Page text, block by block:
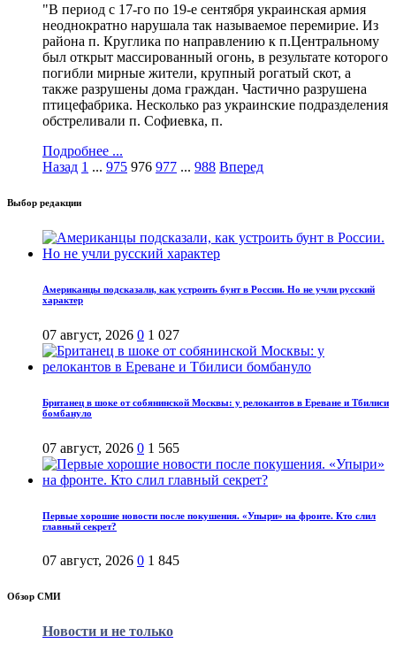
"В период с 17-го по 19-е сентября украинская армия
неоднократно нарушала так называемое перемирие. Из
района п. Круглика по направлению к п.Центральному
был открыт массированный огонь, в результате которого
погибли мирные жители, крупный рогатый скот, а
также разрушены дома граждан. Частично разрушена
птицефабрика. Несколько раз украинские подразделения
обстреливали п. Софиевка, п.
Подробнее ...
Назад 1 ... 975 976 977 ... 988 Вперед
Выбор редакции
Американцы подсказали, как устроить бунт в России. Но не учли русский
характер
07 август, 2026 0 1 027
Британец в шоке от собянинской Москвы: у релокантов в Ереване и Тбилиси
бомбануло
07 август, 2026 0 1 565
Первые хорошие новости после покушения. «Упыри» на фронте. Кто слил
главный секрет?
07 август, 2026 0 1 845
Обзор СМИ
Новости и не только